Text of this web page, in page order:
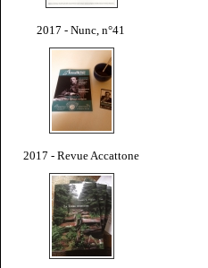
2017 - Nunc, n°41
2017 - Revue Accattone